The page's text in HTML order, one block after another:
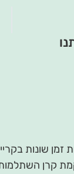
שונות
השתלמות